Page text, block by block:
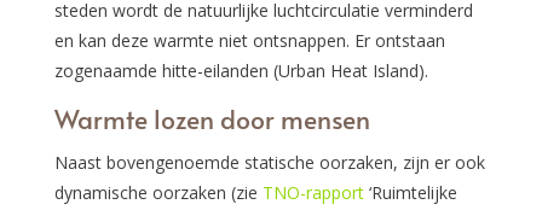
steden wordt de natuurlijke luchtcirculatie verminderd
en kan deze warmte niet ontsnappen. Er ontstaan
zogenaamde hitte-eilanden (Urban Heat Island).
Warmte lozen door mensen
Naast bovengenoemde statische oorzaken, zijn er ook
dynamische oorzaken (zie TNO-rapport‘Ruimtelijke